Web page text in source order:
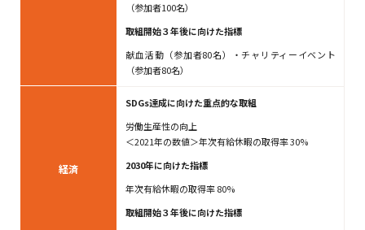
（参加者100名）
取組開始３年後に向けた指標
献血活動（参加者80名）・チャリティーイベント
（参加者80名）
経済
SDGs達成に向けた重点的な取組​
労働生産性の向上
＜2021年の数値＞年次有給休暇の取得率 30%
2030年に向けた指標
年次有給休暇の取得率 80%
取組開始３年後に向けた指標